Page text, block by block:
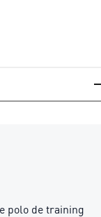
polo de training